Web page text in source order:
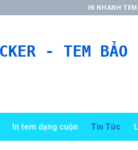
IN NHANH
- TEM BẢO
In tem dạng cuộn Tin Tức